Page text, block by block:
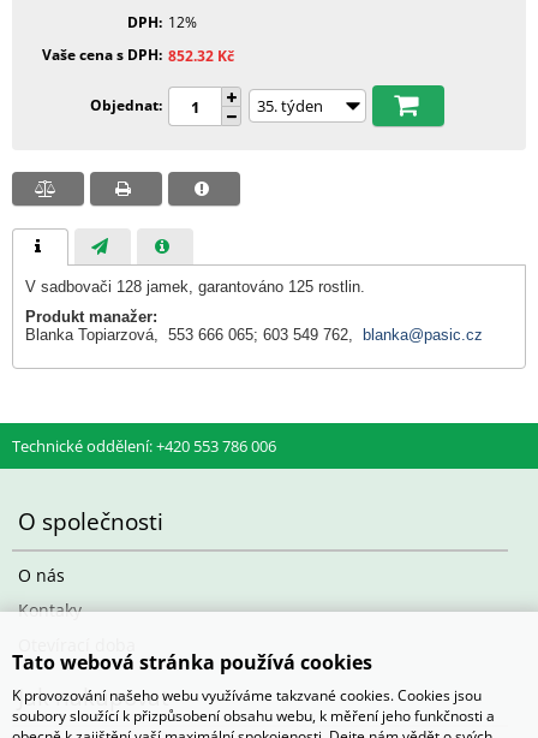
DPH 12%
Vaše cena s DPH 852.32 Kč
Objednat
V sadbovači 128 jamek, garantováno 125 rostlin.
Produkt manažer:
Blanka Topiarzová, 553 666 065; 603 549 762,
blanka@pasic.cz
Technické oddělení: +420 553 786 006
O společnosti
O nás
Kontaky
Jak nakupovat
Tato webová stránka používá cookies
K provozování našeho webu využíváme takzvané cookies. Cookies jsou
soubory sloužící k přizpůsobení obsahu webu, k měření jeho funkčnosti a